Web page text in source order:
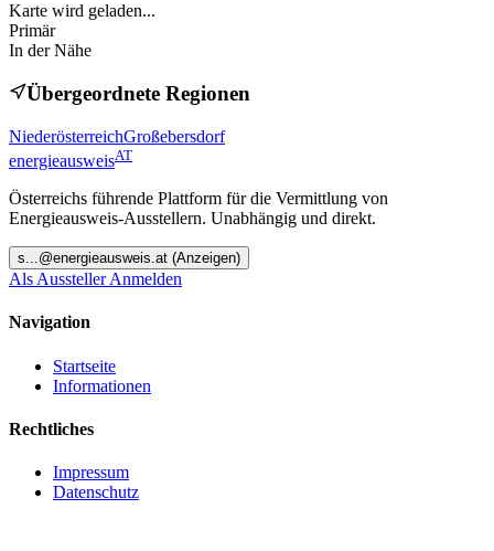
Karte wird geladen...
Primär
In der Nähe
Übergeordnete Regionen
NiederösterreichGroßebersdorf
energieausweisAT
Österreichs führende Plattform für die Vermittlung von
Energieausweis-Ausstellern. Unabhängig und direkt.
s ...@energieausweis.at (Anzeigen)
Als Aussteller Anmelden
Navigation
Startseite
Informationen
Rechtliches
Impressum
Datenschutz